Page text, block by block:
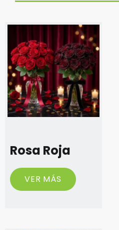
Rosa Roja
VER MÁS